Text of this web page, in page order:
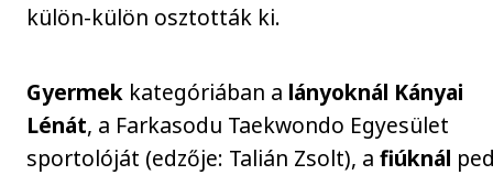
külön-külön osztották ki.
Gyermek kategóriában a lányoknál Kányai
Lénát, a Farkasodu Taekwondo Egyesület
sportolóját (edzője: Talián Zsolt), afiúknál